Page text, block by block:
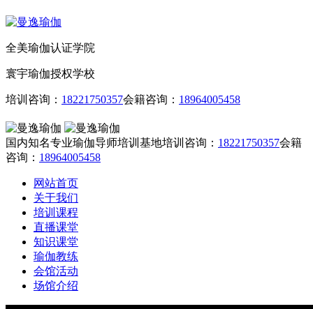
全美瑜伽认证学院
寰宇瑜伽授权学校
培训咨询： 18221750357会籍咨询： 18964005458
国内知名专业瑜伽导师培训基地培训咨询： 18221750357会籍
咨询： 18964005458
网站首页
关于我们
培训课程
直播课堂
知识课堂
瑜伽教练
会馆活动
场馆介绍